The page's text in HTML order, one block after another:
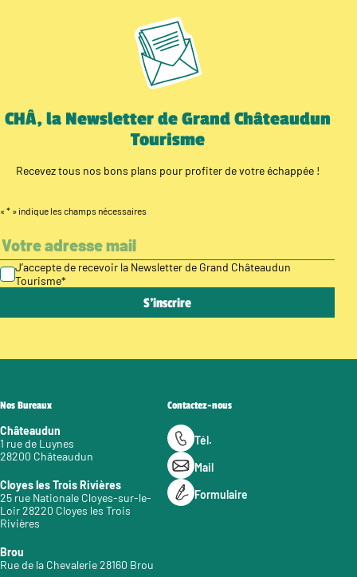
CHÂ, la Newsletter de Grand Châteaudun
Tourisme
Recevez tous nos bons plans pour profiter de votre échappée !
« * » indique les champs nécessaires
J’accepte de recevoir la Newsletter de Grand Châteaudun
Tourisme*
Nos Bureaux
Châteaudun
1 rue de Luynes
28200 Châteaudun
Cloyes les Trois Rivières
25 rue Nationale Cloyes-sur-le-
Loir 28220 Cloyes les Trois
Rivières
Brou
Rue de la Chevalerie 28160 Brou
Contactez-nous
Tél.
Mail
Formulaire